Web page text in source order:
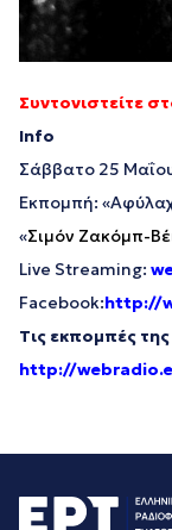
Συντονιστείτε
Info
Σάββατο 25
Εκπομπή:
«Σιμόν Ζακόμπ-
Live Streaming:
Facebook:http://
Τις εκπομπές
http://